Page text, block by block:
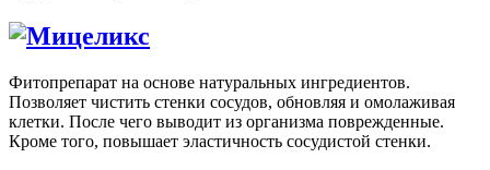
Фитопрепарат на основе натуральных ингредиентов.
Позволяет чистить стенки сосудов, обновляя и омолаживая
клетки. После чего выводит из организма поврежденные.
Кроме того, повышает эластичность сосудистой стенки.